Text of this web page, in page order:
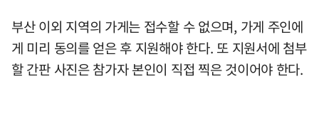
부산 이외 지역의 가게는 접수할 수 없으며, 가게 주인에
게 미리 동의를 얻은 후 지원해야 한다. 또 지원서에 첨부
할 간판 사진은 참가자 본인이 직접 찍은 것이어야 한다.